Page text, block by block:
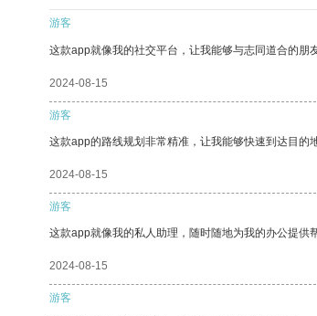
游客
这款app就像我的社交平台，让我能够与志同道合的朋
2024-08-15
游客
这款app的路线规划非常精准，让我能够快速到达目的地
2024-08-15
游客
这款app就像我的私人助理，随时随地为我的办公提供
2024-08-15
游客